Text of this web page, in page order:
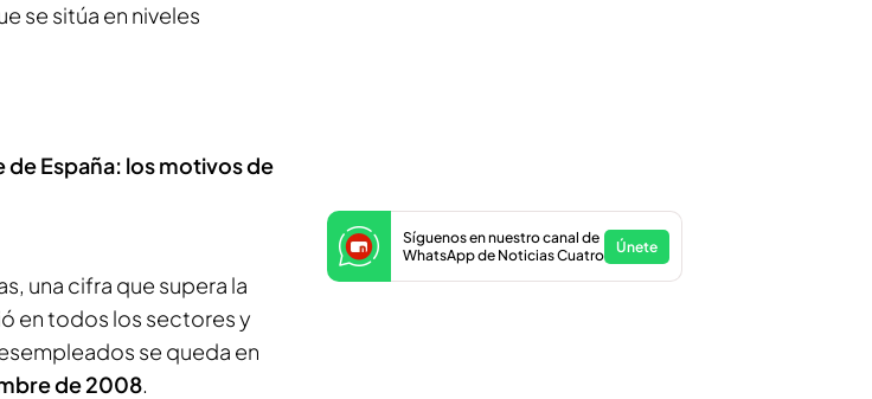
se sitúa en niveles
de España: los motivos de
una cifra que supera la
en todos los sectores y
se queda en
de 2008.
Síguenos en nuestro canal de
WhatsApp de Noticias Cuatro
Únete